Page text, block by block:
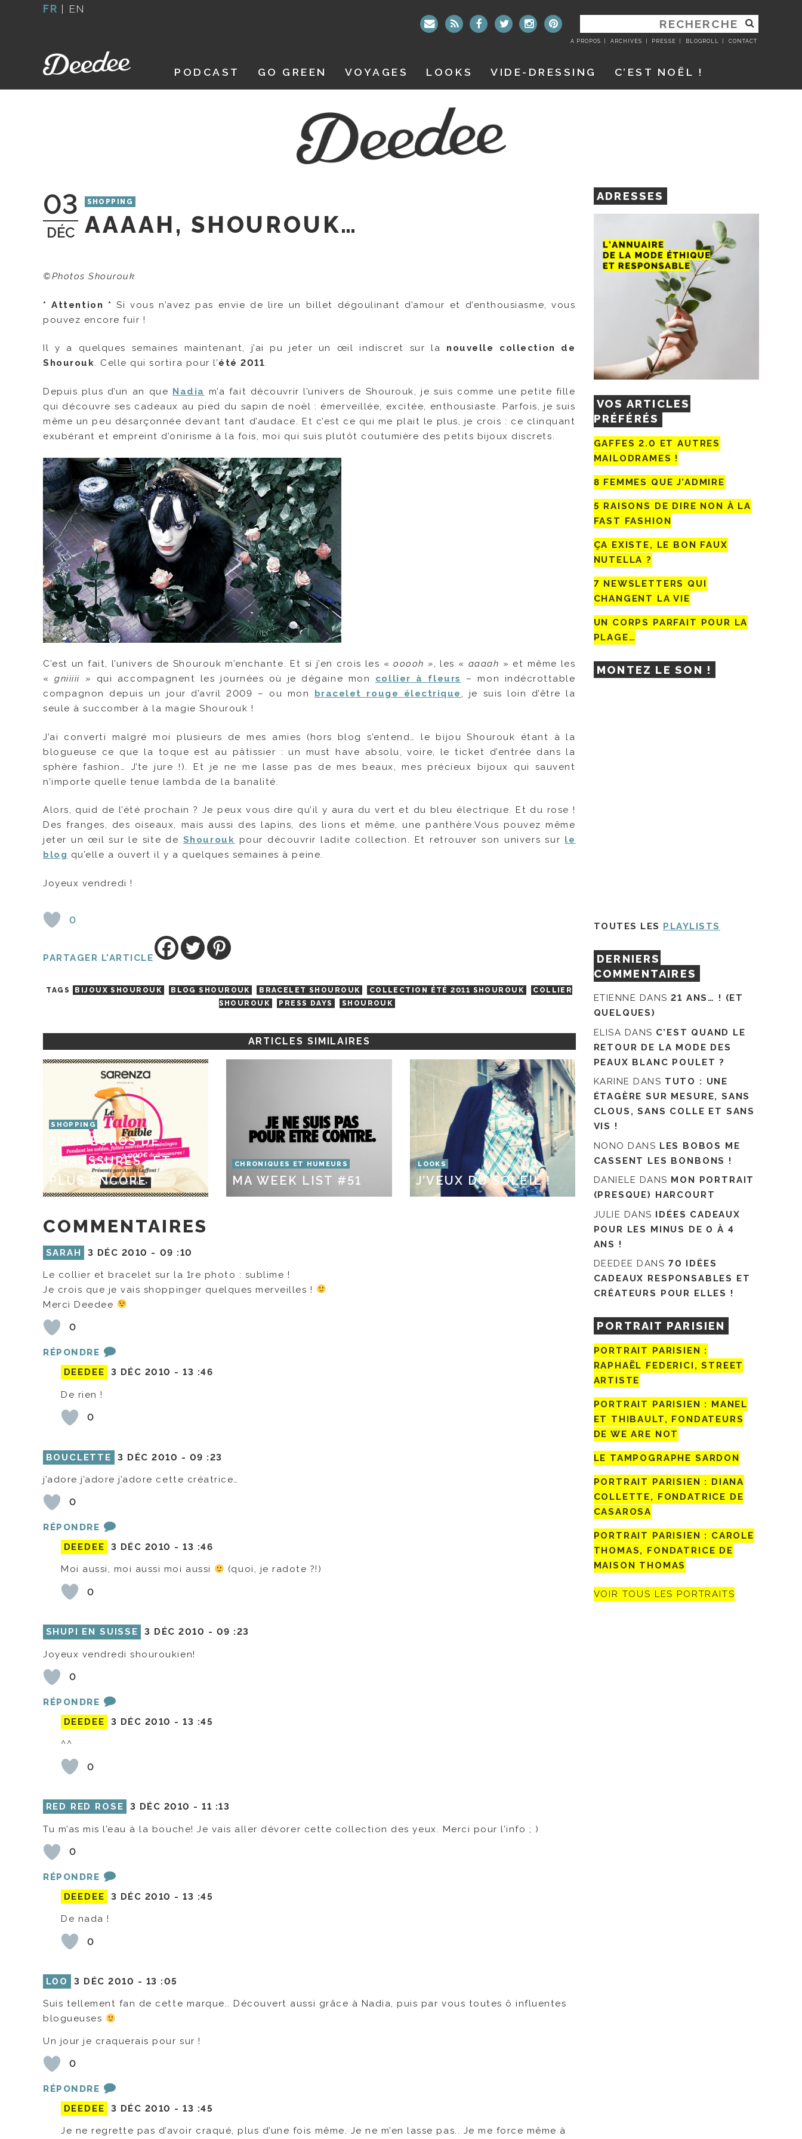
FR | EN
RECHERCHER
:
A PROPOS ARCHIVES PRESSE BLOGROLL CONTACT
PODCAST GO GREEN VOYAGES LOOKS VIDE-DRESSING C’EST NOËL !
03
DÉC
SHOPPING
AAAAH, SHOUROUK…
©Photos Shourouk
* Attention * Si vous n’avez pas envie de lire un billet dégoulinant d’amour et d’enthousiasme, vous
pouvez encore fuir !
Il y a quelques semaines maintenant, j’ai pu jeter un œil indiscret sur la nouvelle collection de
Shourouk. Celle qui sortira pour l’été 2011.
Depuis plus d’un an que Nadia
m’a fait découvrir l’univers de Shourouk, je suis comme une petite fille
qui découvre ses cadeaux au pied du sapin de noël : émerveillée, excitée, enthousiaste. Parfois, je suis
même un peu désarçonnée devant tant d’audace. Et c’est ce qui me plait le plus, je crois : ce clinquant
exubérant et empreint d’onirisme à la fois, moi qui suis plutôt coutumière des petits bijoux discrets.
C’est un fait, l’univers de Shourouk m’enchante. Et si j’en crois les «ooooh », les « aaaah » et même les
«gniiiii » qui accompagnent les journées où je dégaine mon collier à fleurs
– mon indécrottable
compagnon depuis un jour d’avril 2009 – ou mon bracelet rouge électrique , je suis loin d’être la
seule à succomber à la magie Shourouk !
J’ai converti malgré moi plusieurs de mes amies (hors blog s’entend… le bijou Shourouk étant à la
blogueuse ce que la toque est au pâtissier : un must have absolu, voire, le ticket d’entrée dans la
sphère fashion… J’te jure !). Et je ne me lasse pas de mes beaux, mes précieux bijoux qui sauvent
n’importe quelle tenue lambda de la banalité.
Alors, quid de l’été prochain ? Je peux vous dire qu’il y aura du vert et du bleu électrique. Et du rose !
Des franges, des oiseaux, mais aussi des lapins, des lions et même, une panthère.Vous pouvez même
jeter un œil sur le site de Shourouk pour découvrir ladite collection. Et retrouver son univers sur le
blog qu’elle a ouvert il y a quelques semaines à peine.
Joyeux vendredi !
0
PARTAGER L'ARTICLE
TAGS BIJOUX SHOUROUK BLOG SHOUROUK BRACELET SHOUROUK COLLECTION ÉTÉ 2011 SHOUROUK
COLLIER
SHOUROUK
PRESS DAYS SHOUROUK
ARTICLES SIMILAIRES
SHOPPING
2000 EUROS DE
CHAUSSURES… ET
PLUS ENCORE !
CHRONIQUES ET HUMEURS
MA WEEK LIST #51
LOOKS
J’VEUX DU SOLEIL !
COMMENTAIRES
SARAH 3 DÉC 2010 - 09 :10
Le collier et bracelet sur la 1re photo : sublime !
Je crois que je vais shoppinger quelques merveilles !
Merci Deedee
0
RÉPONDRE
DEEDEE
3 DÉC 2010 -13 :46
De rien !
0
BOUCLETTE 3 DÉC 2010 - 09 :23
j’adore j’adore j’adore cette créatrice…
0
RÉPONDRE
DEEDEE
3 DÉC 2010 -13 :46
Moi aussi, moi aussi moi aussi (quoi, je radote ?!)
0
SHUPI EN SUISSE 3 DÉC 2010 - 09 :23
Joyeux vendredi shouroukien!
0
RÉPONDRE
DEEDEE
3 DÉC 2010 -13 :45
^^
0
RED RED ROSE 3 DÉC 2010 -11 :13
Tu m’as mis l’eau à la bouche! Je vais aller dévorer cette collection des yeux. Merci pour l’info ; )
0
RÉPONDRE
DEEDEE
3 DÉC 2010 -13 :45
De nada !
0
L0O 3 DÉC 2010 - 13 :05
Suis tellement fan de cette marque.. Découvert aussi grâce à Nadia, puis par vous toutes ô influentes
blogueuses
Un jour je craquerais pour sur !
0
RÉPONDRE
DEEDEE
3 DÉC 2010 -13 :45
Je ne regrette pas d’avoir craqué, plus d’une fois même. Je ne m’en lasse pas.. Je me force même à
ADRESSES
VOS ARTICLES
PRÉFÉRÉS
GAFFES 2.0 ET AUTRES
MAILODRAMES !
8 FEMMES QUE J’ADMIRE
5 RAISONS DE DIRE NON À LA
FAST FASHION
ÇA EXISTE, LE BON FAUX
NUTELLA ?
7 NEWSLETTERS QUI
CHANGENT LA VIE
UN CORPS PARFAIT POUR LA
PLAGE…
MONTEZ LE SON !
TOUTES LES PLAYLISTS
DERNIERS
COMMENTAIRES
ETIENNE DANS21 ANS… ! (ET
QUELQUES)
ELISA DANS C’EST QUAND LE
RETOUR DE LA MODE DES
PEAUX BLANC POULET ?
KARINE DANS TUTO : UNE
ÉTAGÈRE SUR MESURE, SANS
CLOUS, SANS COLLE ET SANS
VIS !
NONO DANS LES BOBOS ME
CASSENT LES BONBONS !
DANIELE DANS MON PORTRAIT
(PRESQUE) HARCOURT
JULIE DANS IDÉES CADEAUX
POUR LES MINUS DE 0 À 4
ANS !
DEEDEE DANS 70 IDÉES
CADEAUX RESPONSABLES ET
CRÉATEURS POUR ELLES !
PORTRAIT PARISIEN
PORTRAIT PARISIEN :
RAPHAËL FEDERICI, STREET
ARTISTE
PORTRAIT PARISIEN : MANEL
ET THIBAULT, FONDATEURS
DE WE ARE NOT
LE TAMPOGRAPHE SARDON
PORTRAIT PARISIEN : DIANA
COLLETTE, FONDATRICE DE
CASAROSA
PORTRAIT PARISIEN : CAROLE
THOMAS, FONDATRICE DE
MAISON THOMAS
VOIR TOUS LES PORTRAITS